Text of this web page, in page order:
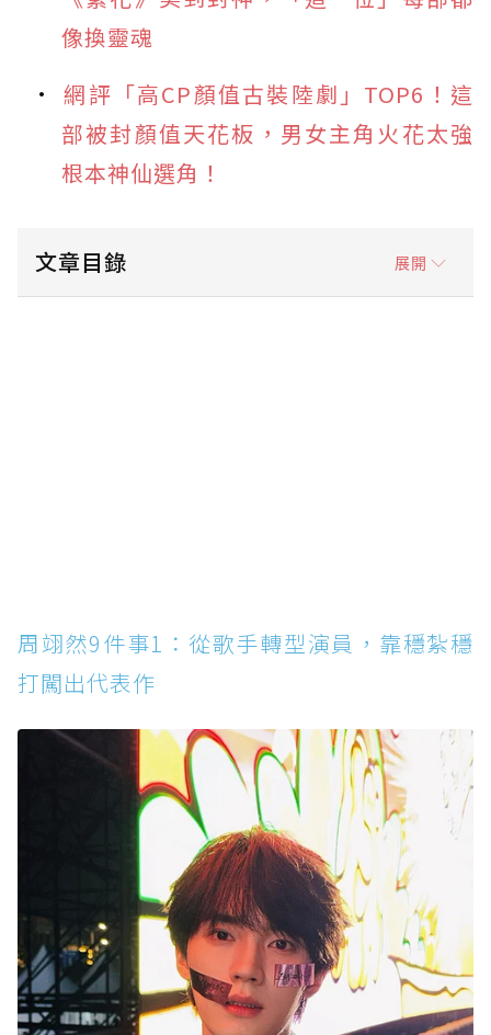
像換靈魂
網評「高CP顏值古裝陸劇」TOP6！這
部被封顏值天花板，男女主角火花太強
根本神仙選角！
文章目錄 展開
紅，成為純愛校園男神
周翊然9件事6：《江湖夜雨十年燈》挑戰腹黑
周翊然9件事7：《翹楚》飾演傅九／謝燕來，
破碎感少年將軍成新亮點
周翊然9件事8：《翹楚》官宣曾爆番位爭議，
周翊然9件事9：曾與白鹿傳緋聞，雙方工作室
火速澄清「只是好友聚餐」
周翊然9件事1：從歌手轉型演員，靠穩紮穩
打闖出代表作